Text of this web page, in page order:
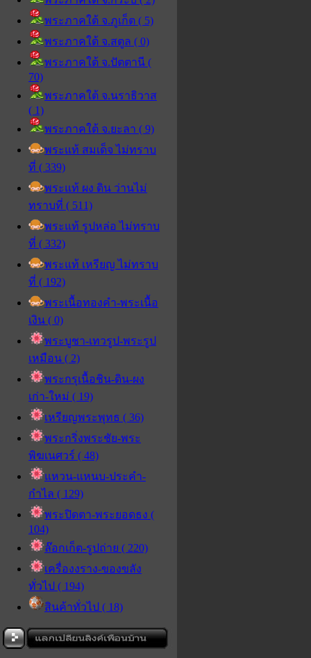
พระภาคใต้ จ.ภูเก็ต ( 5)
พระภาคใต้ จ.สตูล ( 0)
พระภาคใต้ จ.ปัตตานี (
70)
พระภาคใต้ จ.นราธิวาส
( 1)
พระภาคใต้ จ.ยะลา ( 9)
พระแท้ สมเด็จ ไม่ทราบ
ที่ ( 339)
พระแท้ ผง ดิน ว่านไม่
ทราบที่ ( 511)
พระแท้ รูปหล่อ ไม่ทราบ
ที่ ( 332)
พระแท้ เหรียญ ไม่ทราบ
ที่ ( 192)
พระเนื้อทองคำ-พระเนื้อ
เงิน ( 0)
พระบูชา-เทวรูป-พระรูป
เหมือน ( 2)
พระกรุเนื้อชิน-ดิน-ผง
เก่า-ใหม่ ( 19)
เหรียญพระพุทธ ( 36)
พระกริ่งพระชัย-พระ
พิฆเนศวร์ ( 48)
แหวน-แหนบ-ประคำ-
กำไล ( 129)
พระปิดตา-พระยอดธง (
104)
ล๊อกเก็ต-รูปถ่าย ( 220)
เครื่องงราง-ของขลัง
ทั่วไป ( 194)
สินค้าทั่วไป ( 18)